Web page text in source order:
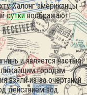
Халонг американцы
суткивоображают
и является частью
городам.
взяли из-за очертаний
действием вод.